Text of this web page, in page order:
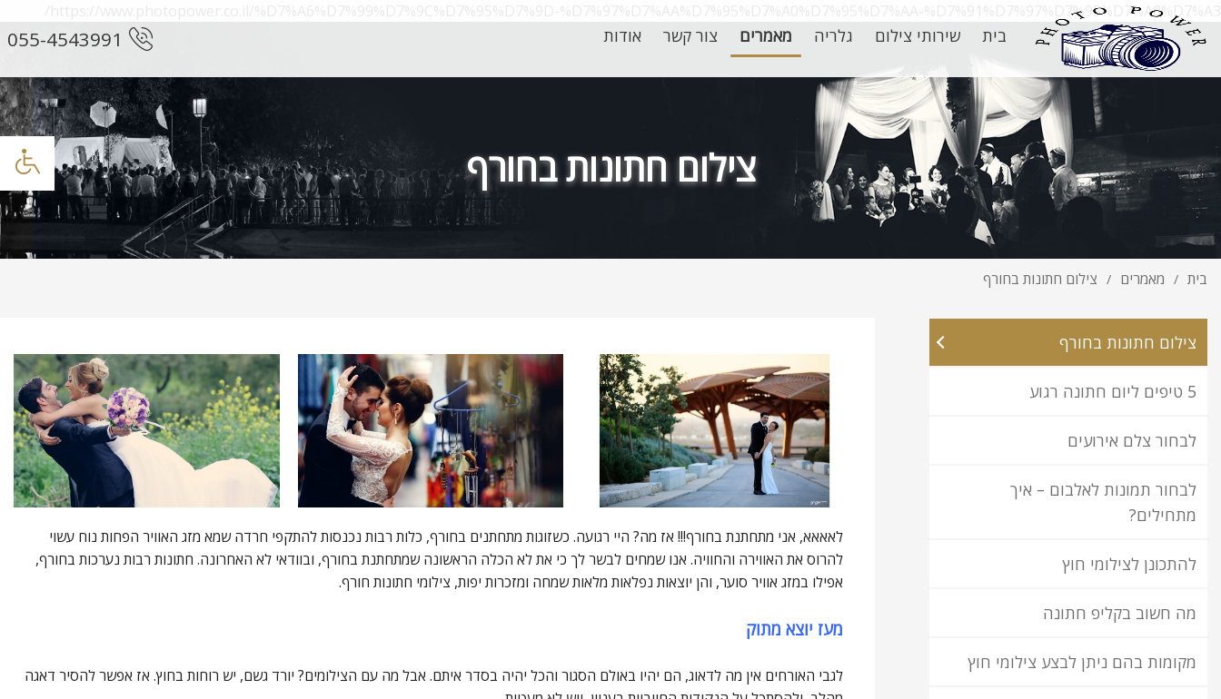
https://www.photopower.co.il/%D7%A6%D7%99%D7%9C%D7%95%D7%9D-%D7%97%D7%AA%D7%95%D7%A0%D7%95%D7%AA-%D7%91%D7%97%D7%95%D7%A8%D7%A3/
בית שירותי צילום גלריה מאמרים צור קשר אודות 055-4543991
צילום חתונות בחורף
בית / מאמרים / צילום חתונות בחורף
צילום חתונות בחורף
5 טיפים ליום חתונה רגוע
לבחור צלם אירועים
לבחור תמונות לאלבום – איך
מתחילים?
להתכונן לצילומי חוץ
מה חשוב בקליפ חתונה
מקומות בהם ניתן לבצע צילומי חוץ
לאאאא, אני מתחתנת בחורף!!! אז מה? היי רגועה. כשזוגות מתחתנים בחורף, כלות רבות נכנסות להתקפי חרדה שמא מזג האוויר הפחות נוח עשוי
להרוס את האווירה והחוויה. אנו שמחים לבשר לך כי את לא הכלה הראשונה שמתחתנת בחורף, ובוודאי לא האחרונה. חתונות רבות נערכות בחורף,
אפילו במזג אוויר סוער, והן יוצאות נפלאות מלאות שמחה ומזכרות יפות, צילומי חתונות חורף.
מעז יוצא מתוק
לגבי האורחים אין מה לדאוג, הם יהיו באולם הסגור והכל יהיה בסדר איתם. אבל מה עם הצילומים? יורד גשם, יש רוחות בחוץ. אז אפשר להסיר דאגה